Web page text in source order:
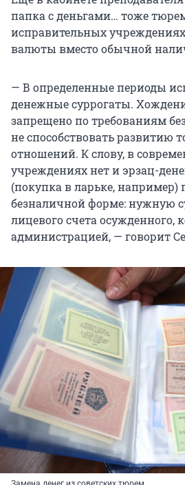
папка с деньгами… тоже
исправительных
валюты вместо обычной
— В определенные периоды
денежные суррогаты.
запрещено по требованиям
не способствовать развитию
отношений. К слову, в
учреждениях нет и эрзац-
(покупка в ларьке, например)
безналичной форме: нужную
лицевого счета осужденного,
администрацией, — говорит